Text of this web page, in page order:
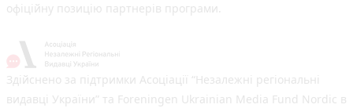
офіційну позицію партнерів програми.
Здійснено за підтримки Асоціації “Незалежні регіональні
видавці України” та Foreningen Ukrainian Media Fund Nordic в